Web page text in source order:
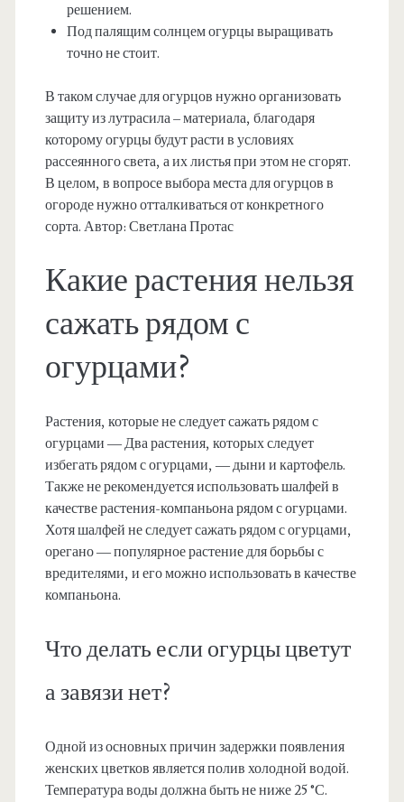
решением.
Под палящим солнцем огурцы выращивать
точно не стоит.
В таком случае для огурцов нужно организовать
защиту из лутрасила – материала, благодаря
которому огурцы будут расти в условиях
рассеянного света, а их листья при этом не сгорят.
В целом, в вопросе выбора места для огурцов в
огороде нужно отталкиваться от конкретного
сорта. Автор: Светлана Протас
Какие растения нельзя
сажать рядом с
огурцами?
Растения, которые не следует сажать рядом с
огурцами — Два растения, которых следует
избегать рядом с огурцами, — дыни и картофель.
Также не рекомендуется использовать шалфей в
качестве растения-компаньона рядом с огурцами.
Хотя шалфей не следует сажать рядом с огурцами,
орегано — популярное растение для борьбы с
вредителями, и его можно использовать в качестве
компаньона.
Что делать если огурцы цветут
а завязи нет?
Одной из основных причин задержки появления
женских цветков является полив холодной водой.
Температура воды должна быть не ниже 25 °С.